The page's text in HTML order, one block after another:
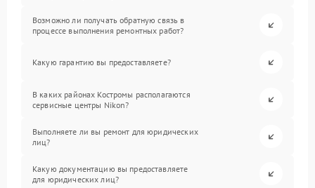
Возможно ли получать обратную связь в
процессе выполнения ремонтных работ?
Какую гарантию вы предоставляете?
В каких районах Костромы располагаются
сервисные центры Nikon?
Выполняете ли вы ремонт для юридических
лиц?
Какую документацию вы предоставляете
для юридических лиц?